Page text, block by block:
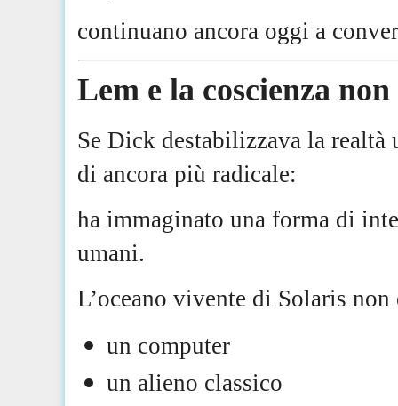
continuano ancora oggi a
Lem e la coscienza
Se Dick destabilizzava la realtà
di ancora più radicale:
ha immaginato una forma di
umani.
L’oceano vivente di Solaris non
un computer
un alieno classico